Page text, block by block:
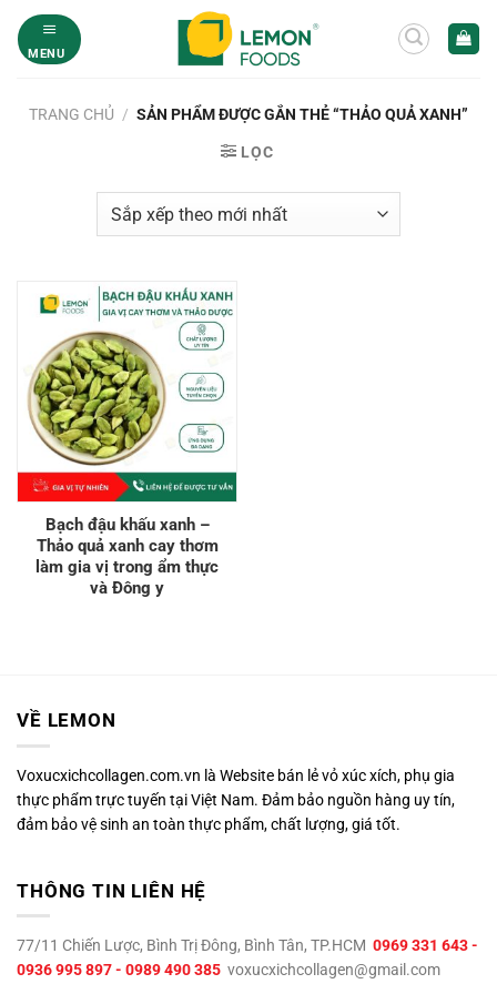
qua
MENU
TRANG CHỦ / SẢN PHẨM ĐƯỢC GẮN THẺ “THẢO QUẢ XANH”
LỌC
Bạch đậu khấu xanh –
Thảo quả xanh cay thơm
làm gia vị trong ẩm thực
và Đông y
VỀ LEMON
Voxucxichcollagen.com.vn là Website bán lẻ vỏ xúc xích, phụ gia
thực phẩm trực tuyến tại Việt Nam. Đảm bảo nguồn hàng uy tín,
đảm bảo vệ sinh an toàn thực phẩm, chất lượng, giá tốt.
THÔNG TIN LIÊN HỆ
77/11 Chiến Lược, Bình Trị Đông, Bình Tân, TP.HCM 0969 331 643 -
0936 995 897 - 0989 490 385 voxucxichcollagen@gmail.com